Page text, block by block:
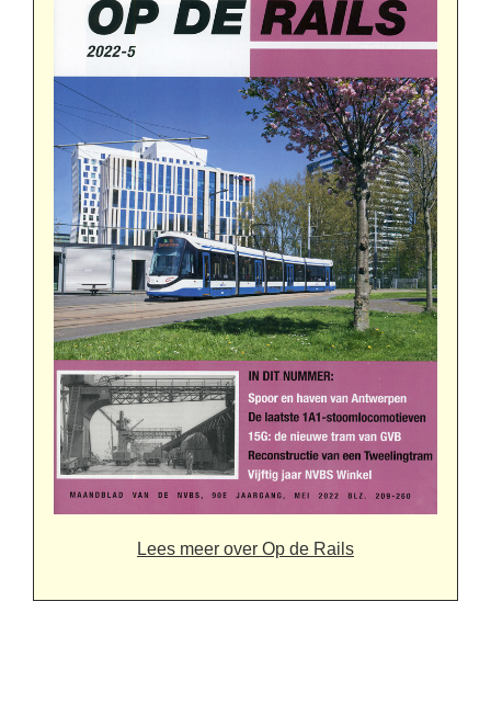
Lees meer over Op de Rails